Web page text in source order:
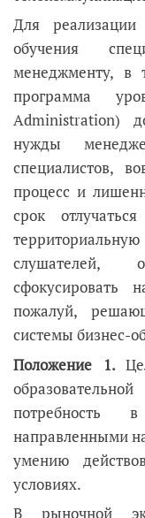
Для
обучения
менеджменту, в
программа
Administration)
нужды
специалистов,
процесс и
срок
слушателей,
сфокусировать
пожалуй,
системы бизнес-
Положение 1.
потребность
направленными
умению
условиях.
В рыночной